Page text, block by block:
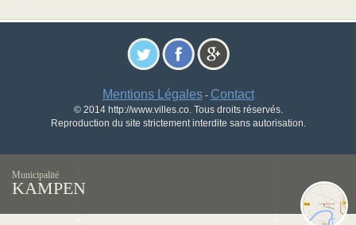
Mentions Légales- Contact
© 2014 http://www.villes.co. Tous droits réservés.
Reproduction du site strictement interdite sans autorisation.
Municipalité
KAMPEN